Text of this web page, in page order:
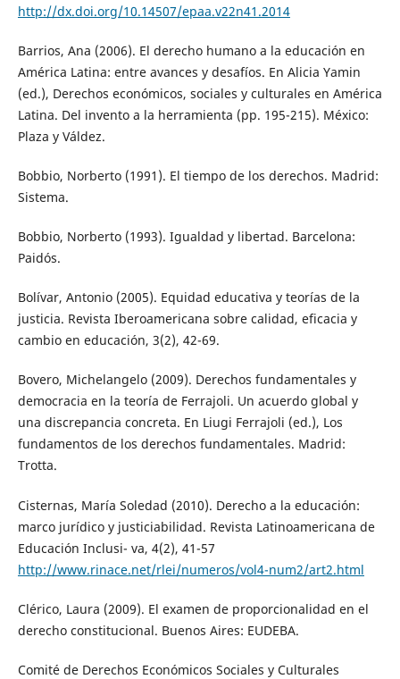
http://dx.doi.org/10.14507/epaa.v22n41.2014
Barrios, Ana (2006). El derecho humano a la educación en
América Latina: entre avances y desafíos. En Alicia Yamin
(ed.), Derechos económicos, sociales y culturales en América
Latina. Del invento a la herramienta (pp. 195-215). México:
Plaza y Váldez.
Bobbio, Norberto (1991). El tiempo de los derechos. Madrid:
Sistema.
Bobbio, Norberto (1993). Igualdad y libertad. Barcelona:
Paidós.
Bolívar, Antonio (2005). Equidad educativa y teorías de la
justicia. Revista Iberoamericana sobre calidad, eficacia y
cambio en educación, 3(2), 42-69.
Bovero, Michelangelo (2009). Derechos fundamentales y
democracia en la teoría de Ferrajoli. Un acuerdo global y
una discrepancia concreta. En Liugi Ferrajoli (ed.), Los
fundamentos de los derechos fundamentales. Madrid:
Trotta.
Cisternas, María Soledad (2010). Derecho a la educación:
marco jurídico y justiciabilidad. Revista Latinoamericana de
Educación Inclusi- va, 4(2), 41-57
http://www.rinace.net/rlei/numeros/vol4-num2/art2.html
Clérico, Laura (2009). El examen de proporcionalidad en el
derecho constitucional. Buenos Aires: EUDEBA.
Comité de Derechos Económicos Sociales y Culturales